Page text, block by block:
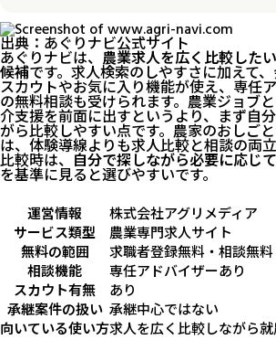
出典： あぐりナビ公式サイト
あぐりナビは、 農業求人を広く比較した
候補です。求人検索のしやすさに加えて
スカウトやお気に入り機能が使え、専任
の無料相談も受けられます。農業ジョブ
介支援を前面に出すというより、まず自
がら比較しやすい点です。農家のおしご
は、体験導線よりも求人比較と相談の両立
比較時は、 自分で探しながら必要に応じ
を基準に見ると選びやすいです。
運営情報
株式会社アグリメディア
サービス類型
農業専門求人サイト
無料の範囲
求職者登録無料・相談無料
相談機能
専任アドバイザーあり
スカウト有無
あり
承継案件の扱い 承継中心ではない
向いている使い方求人を広く比較しながら就